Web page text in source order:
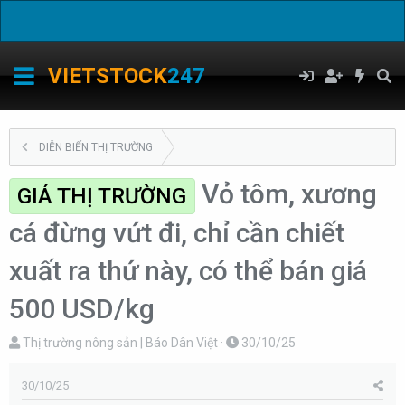
VIETSTOCK247
DIỄN BIẾN THỊ TRƯỜNG
GIÁ THỊ TRƯỜNG
Vỏ tôm, xương
cá đừng vứt đi, chỉ cần chiết
xuất ra thứ này, có thể bán giá
500 USD/kg
T
h
r
Thị trường nông sản | Báo Dân Việt
N
g
30/10/25
30/10/25